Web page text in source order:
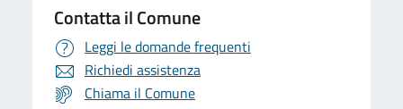
Contatta il Comune
Leggi le domande frequenti
Richiedi assistenza
Chiama il Comune